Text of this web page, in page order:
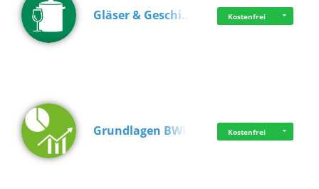
Gläser & Geschi… Kostenfrei
Grundlagen BWL Kostenfrei